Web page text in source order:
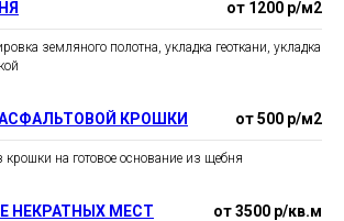
от 1200 р/м2
земляного полотна, укладка геоткани, укладка
КРОШКИ от 500 р/м2
на готовое основание из щебня
НЕКРАТНЫХ МЕСТ от 3500 р/кв.м